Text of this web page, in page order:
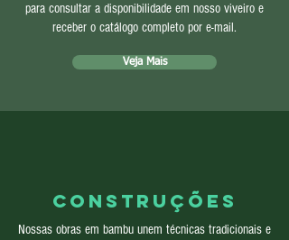
para consultar a disponibilidade em nosso viveiro e
receber o catálogo completo por e-mail.
Veja Mais
Construções
Nossas obras em bambu unem técnicas tradicionais e